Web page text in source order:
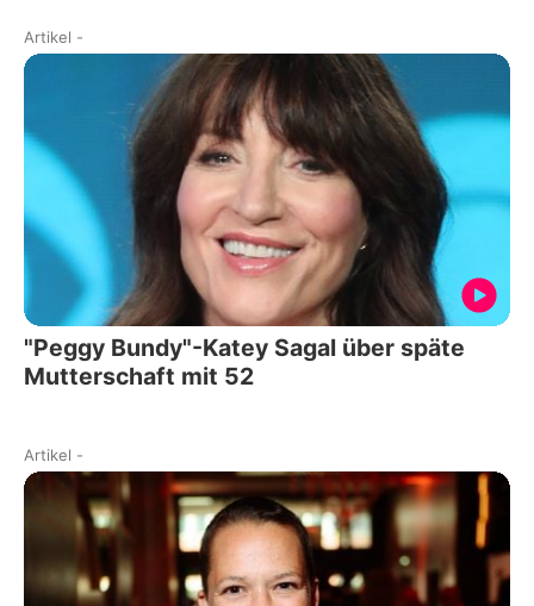
Artikel -
"Peggy Bundy"-Katey Sagal über späte
Mutterschaft mit 52
Artikel -